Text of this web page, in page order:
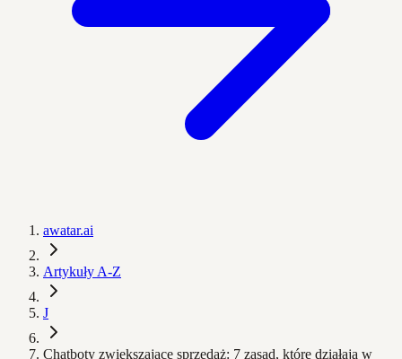
awatar.ai
Artykuły A-Z
J
Chatboty zwiększające sprzedaż: 7 zasad, które działają w